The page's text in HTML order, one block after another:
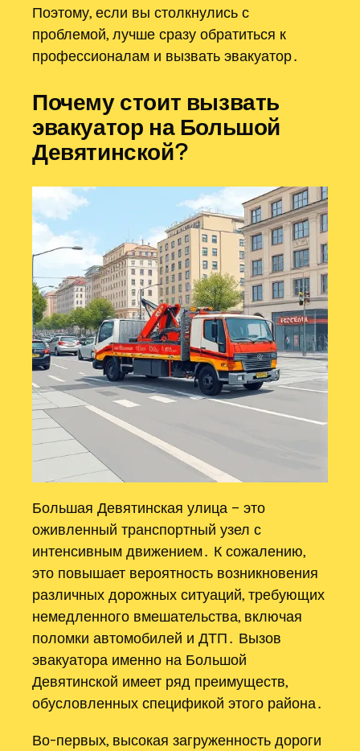
Поэтому, если вы столкнулись с
проблемой, лучше сразу обратиться к
профессионалам и вызвать эвакуатор․
Почему стоит вызвать
эвакуатор на Большой
Девятинской?
Большая Девятинская улица – это
оживленный транспортный узел с
интенсивным движением․ К сожалению,
это повышает вероятность возникновения
различных дорожных ситуаций, требующих
немедленного вмешательства, включая
поломки автомобилей и ДТП․ Вызов
эвакуатора именно на Большой
Девятинской имеет ряд преимуществ,
обусловленных спецификой этого района․
Во-первых, высокая загруженность дороги